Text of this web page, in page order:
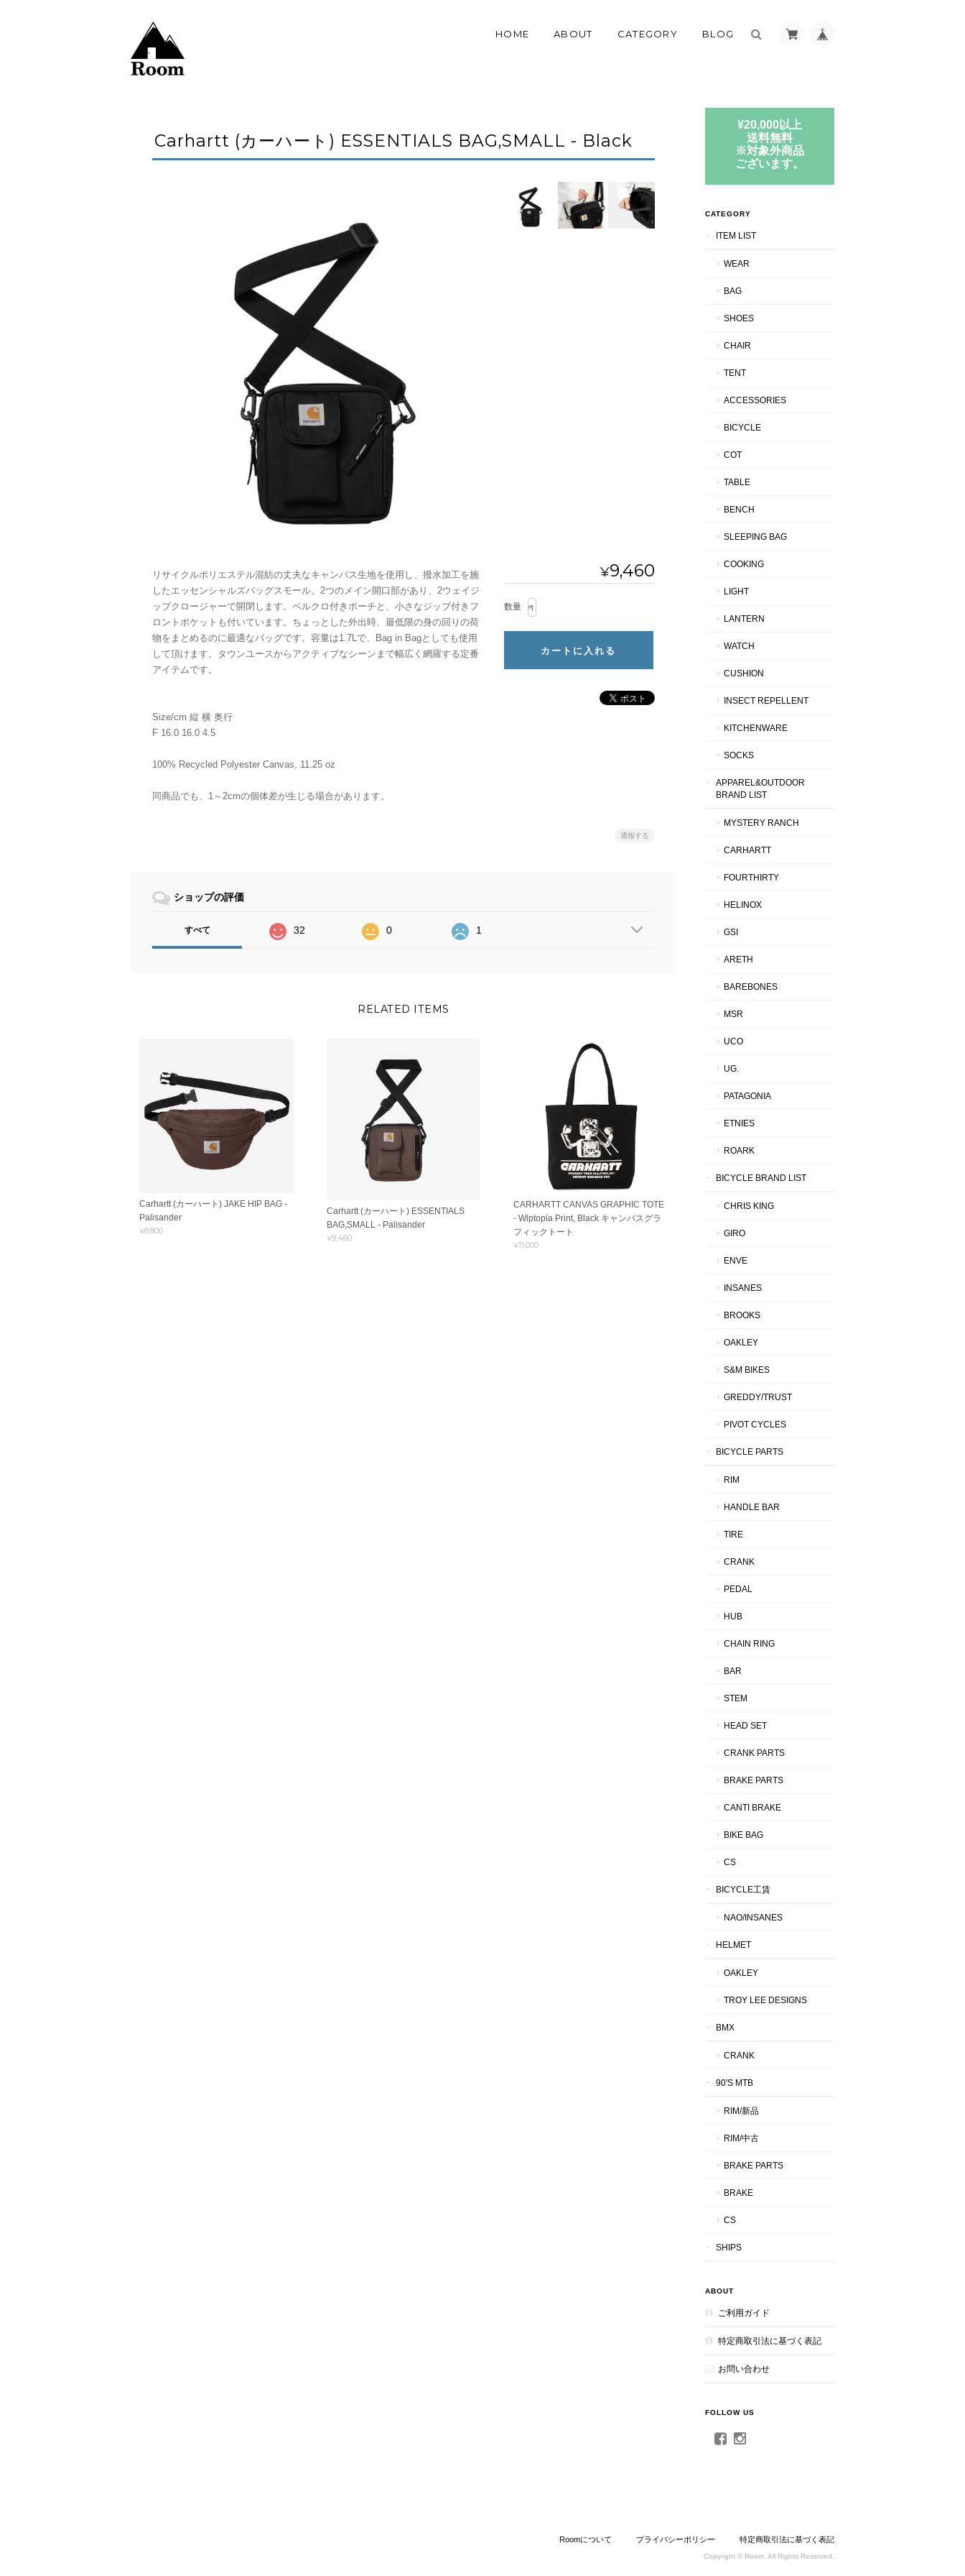
HOME ABOUT CATEGORY BLOG
Carhartt (カーハート) ESSENTIALS BAG,SMALL - Black
リサイクルポリエステル混紡の丈夫なキャンバス生地を使用し、撥水加工を施
したエッセンシャルズバッグスモール。2つのメイン開口部があり、2ウェイジ
ップクロージャーで開閉します。ベルクロ付きポーチと、小さなジップ付きフ
ロントポケットも付いています。ちょっとした外出時、最低限の身の回りの荷
物をまとめるのに最適なバッグです。容量は1.7Lで、Bag in Bagとしても使用
して頂けます。タウンユースからアクティブなシーンまで幅広く網羅する定番
アイテムです。
Size/cm 縦 横 奥行
F 16.0 16.0 4.5
100% Recycled Polyester Canvas, 11.25 oz
同商品でも、1～2cmの個体差が生じる場合があります。
¥9,460
数量
通報する
ショップの評価
すべて 32 0 1
RELATED ITEMS
Carhartt (カーハート) JAKE HIP BAG -
Palisander
¥8,800
Carhartt (カーハート) ESSENTIALS
BAG,SMALL - Palisander
¥9,460
CARHARTT CANVAS GRAPHIC TOTE
- Wiptopia Print, Black キャンバスグラ
フィックトート
¥11,000
¥20,000以上
送料無料
※対象外商品
ございます。
CATEGORY
ITEM LIST
WEAR
BAG
SHOES
CHAIR
TENT
ACCESSORIES
BICYCLE
COT
TABLE
BENCH
SLEEPING BAG
COOKING
LIGHT
LANTERN
WATCH
CUSHION
INSECT REPELLENT
KITCHENWARE
SOCKS
APPAREL&OUTDOOR
BRAND LIST
MYSTERY RANCH
CARHARTT
FOURTHIRTY
HELINOX
GSI
ARETH
BAREBONES
MSR
UCO
UG.
PATAGONIA
ETNIES
ROARK
BICYCLE BRAND LIST
CHRIS KING
GIRO
ENVE
INSANES
BROOKS
OAKLEY
S&M BIKES
GREDDY/TRUST
PIVOT CYCLES
BICYCLE PARTS
RIM
HANDLE BAR
TIRE
CRANK
PEDAL
HUB
CHAIN RING
BAR
STEM
HEAD SET
CRANK PARTS
BRAKE PARTS
CANTI BRAKE
BIKE BAG
CS
BICYCLE工賃
NAO/INSANES
HELMET
OAKLEY
TROY LEE DESIGNS
BMX
CRANK
90'S MTB
RIM/新品
RIM/中古
BRAKE PARTS
BRAKE
CS
SHIPS
ABOUT
ご利用ガイド
特定商取引法に基づく表記
お問い合わせ
FOLLOW US
Roomについて プライバシーポリシー 特定商取引法に基づく表記
Copyright © Room. All Rights Reserved.